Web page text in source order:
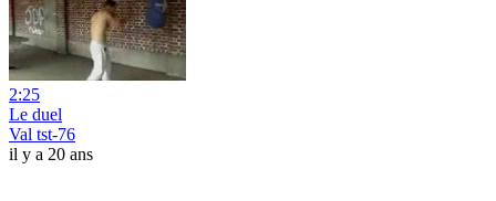
2:25
Le duel
Val tst-76
il y a 20 ans